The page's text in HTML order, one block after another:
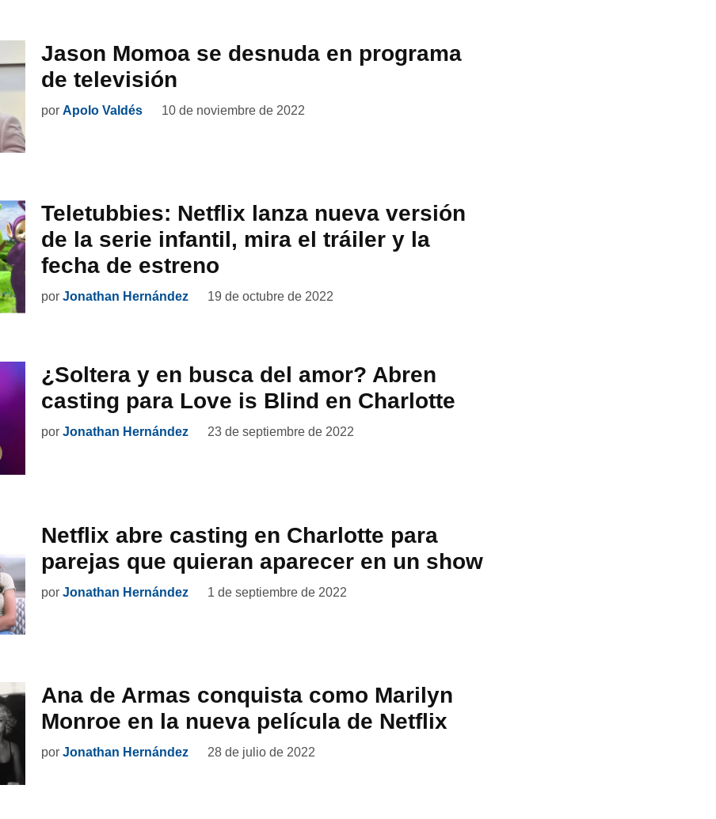
Jason Momoa se desnuda en programa
de televisión
por Apolo Valdés 10 de noviembre de 2022
Teletubbies: Netflix lanza nueva versión
de la serie infantil, mira el tráiler y la
fecha de estreno
por Jonathan Hernández 19 de octubre de 2022
¿Soltera y en busca del amor? Abren
casting para Love is Blind en Charlotte
por Jonathan Hernández 23 de septiembre de 2022
Netflix abre casting en Charlotte para
parejas que quieran aparecer en un show
por Jonathan Hernández 1 de septiembre de 2022
Ana de Armas conquista como Marilyn
Monroe en la nueva película de Netflix
por Jonathan Hernández 28 de julio de 2022